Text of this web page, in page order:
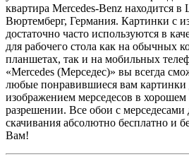
квартира Mercedes-Benz находится в
Вюртемберг, Германия. Картинки с
достаточно часто используются в
для рабочего стола как на обычных
планшетах, так и на мобильных
«Mercedes (Мерседес)» вы всегда
любые понравившиеся вам картинки
изображением мерседесов в хорошем
разрешении. Все обои с мерседесами
скачивания абсолютно бесплатно и
Вам!